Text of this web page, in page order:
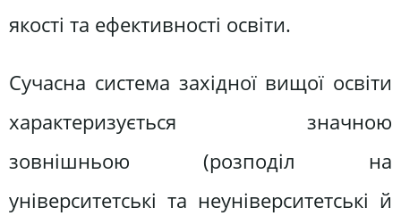
якості та ефективності освіти.
Сучасна система західної вищої освіти
характеризується значною
зовнішньою (розподіл на
університетські та неуніверситетські й